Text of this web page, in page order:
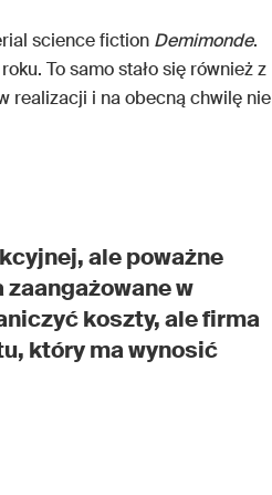
science fiction Demimonde.
To samo stało się również z
realizacji i na obecną chwilę nie
ale poważne
w
koszty, ale firma
który ma wynosić